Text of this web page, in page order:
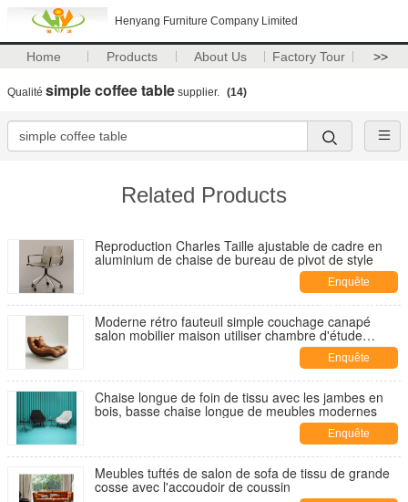
Henyang Furniture Company Limited
Home Products About Us Factory Tour >>
Qualité simple coffee table supplier. (14)
Related Products
Reproduction Charles Taille ajustable de cadre en
aluminium de chaise de bureau de pivot de style
Enquête
maintenant
Moderne rétro fauteuil simple couchage canapé
salon mobilier maison utiliser chambre d'étude
Grand appartement villa salon décontractéEnquête
maintenant
Chaise longue de foin de tissu avec les jambes en
bois, basse chaise longue de meubles modernes
Enquête
maintenant
Meubles tuftés de salon de sofa de tissu de grande
cosse avec l'accoudoir de coussin